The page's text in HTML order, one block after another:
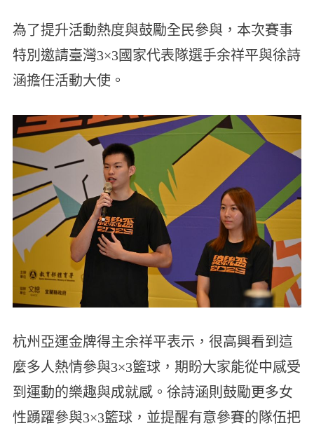
為了提升活動熱度與鼓勵全民參與，本次賽事
特別邀請臺灣3×3國家代表隊選手余祥平與徐詩
涵擔任活動大使。
杭州亞運金牌得主余祥平表示，很高興看到這
麼多人熱情參與3×3籃球，期盼大家能從中感受
到運動的樂趣與成就感。徐詩涵則鼓勵更多女
性踴躍參與3×3籃球，並提醒有意參賽的隊伍把